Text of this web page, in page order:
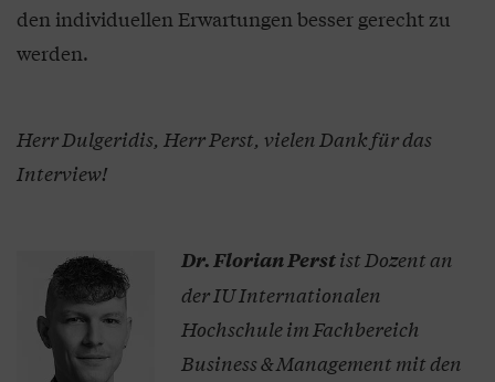
den individuellen Erwartungen besser gerecht zu
werden.
Herr Dulgeridis, Herr Perst, vielen Dank für das
Interview!
Dr. Florian Perstist Dozent an
der IU Internationalen
Hochschule im Fachbereich
Business & Management mit den